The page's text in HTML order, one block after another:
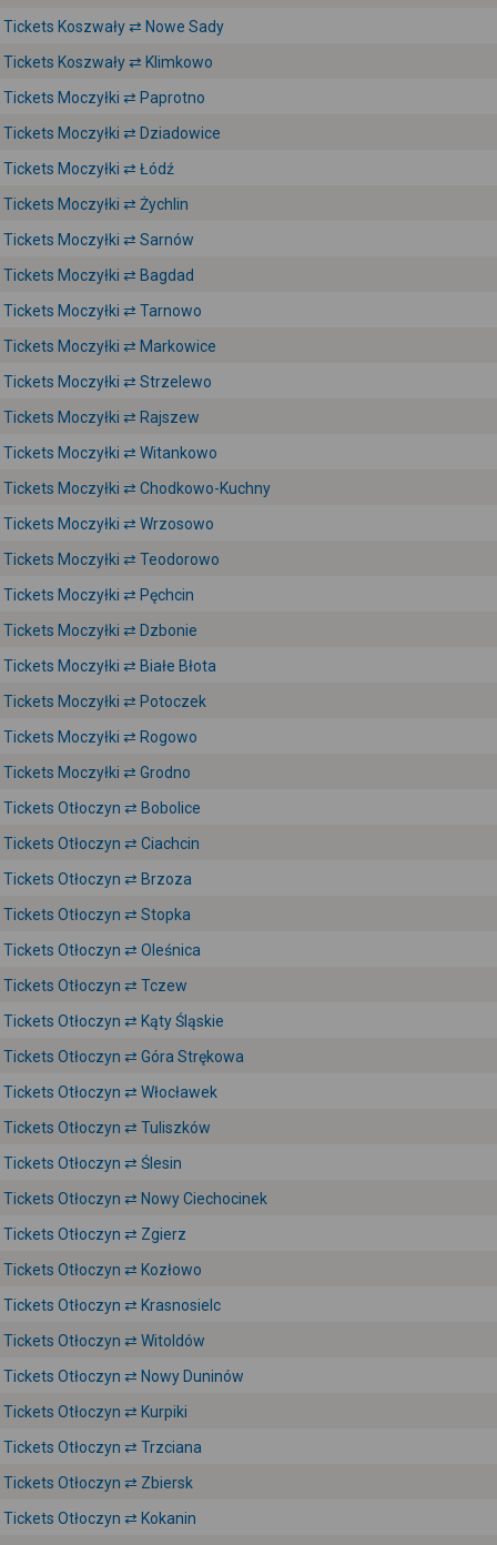
Tickets Koszwały ⇄ Nowe Sady
Tickets Koszwały ⇄ Klimkowo
Tickets Moczyłki ⇄ Paprotno
Tickets Moczyłki ⇄ Dziadowice
Tickets Moczyłki ⇄ Łódź
Tickets Moczyłki ⇄ Żychlin
Tickets Moczyłki ⇄ Sarnów
Tickets Moczyłki ⇄ Bagdad
Tickets Moczyłki ⇄ Tarnowo
Tickets Moczyłki ⇄ Markowice
Tickets Moczyłki ⇄ Strzelewo
Tickets Moczyłki ⇄ Rajszew
Tickets Moczyłki ⇄ Witankowo
Tickets Moczyłki ⇄ Chodkowo-Kuchny
Tickets Moczyłki ⇄ Wrzosowo
Tickets Moczyłki ⇄ Teodorowo
Tickets Moczyłki ⇄ Pęchcin
Tickets Moczyłki ⇄ Dzbonie
Tickets Moczyłki ⇄ Białe Błota
Tickets Moczyłki ⇄ Potoczek
Tickets Moczyłki ⇄ Rogowo
Tickets Moczyłki ⇄ Grodno
Tickets Otłoczyn ⇄ Bobolice
Tickets Otłoczyn ⇄ Ciachcin
Tickets Otłoczyn ⇄ Brzoza
Tickets Otłoczyn ⇄ Stopka
Tickets Otłoczyn ⇄ Oleśnica
Tickets Otłoczyn ⇄ Tczew
Tickets Otłoczyn ⇄ Kąty Śląskie
Tickets Otłoczyn ⇄ Góra Strękowa
Tickets Otłoczyn ⇄ Włocławek
Tickets Otłoczyn ⇄ Tuliszków
Tickets Otłoczyn ⇄ Ślesin
Tickets Otłoczyn ⇄ Nowy Ciechocinek
Tickets Otłoczyn ⇄ Zgierz
Tickets Otłoczyn ⇄ Kozłowo
Tickets Otłoczyn ⇄ Krasnosielc
Tickets Otłoczyn ⇄ Witoldów
Tickets Otłoczyn ⇄ Nowy Duninów
Tickets Otłoczyn ⇄ Kurpiki
Tickets Otłoczyn ⇄ Trzciana
Tickets Otłoczyn ⇄ Zbiersk
Tickets Otłoczyn ⇄ Kokanin